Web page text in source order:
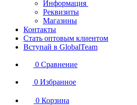
Информация
Реквизиты
Магазины
Контакты
Стать оптовым клиентом
Вступай в GlobalTeam
0 Сравнение
0 Избранное
0 Корзина